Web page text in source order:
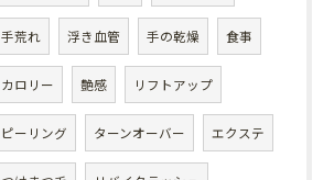
手荒れ 浮き血管 手の乾燥 食事
カロリー 艶感 リフトアップ
ピーリング ターンオーバー エクステ